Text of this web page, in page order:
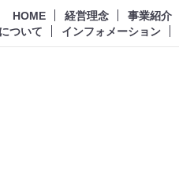
HOME 経営理念 事業紹介
ついて
インフォメーション